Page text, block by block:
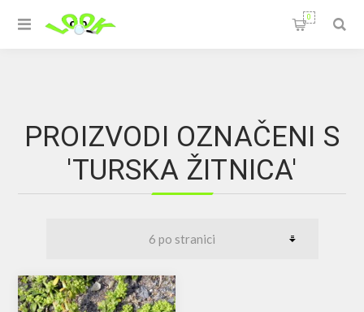
0
PROIZVODI OZNAČENI S
'TURSKA ŽITNICA'